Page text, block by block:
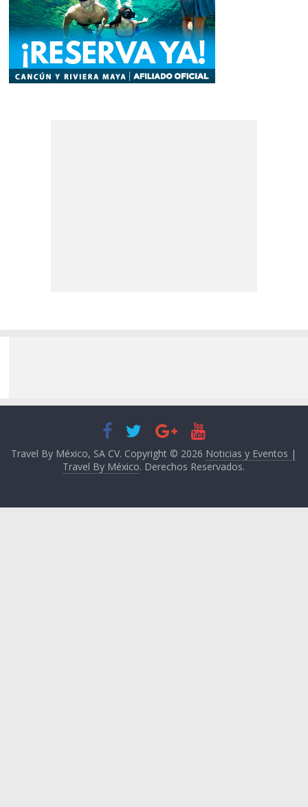
Travel By México, SA CV. Copyright © 2026 Noticias y Eventos |
Travel By México. Derechos Reservados.